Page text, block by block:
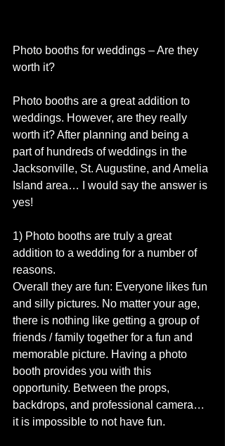
Photo booths for weddings – Are they
worth it?
Photo booths are a great addition to
weddings. However, are they really
worth it? After planning and being a
part of hundreds of weddings in the
Jacksonville, St. Augustine, and Amelia
Island area… I would say the answer is
yes!
1) Photo booths are truly a great
addition to a wedding for a number of
reasons.
Overall they are fun: Everyone likes fun
and silly pictures. No matter your age,
there is nothing like getting a group of
friends / family together for a fun and
memorable picture. Having a photo
booth provides you with this
opportunity. Between the props,
backdrops, and professional camera…
it is impossible to not have fun.